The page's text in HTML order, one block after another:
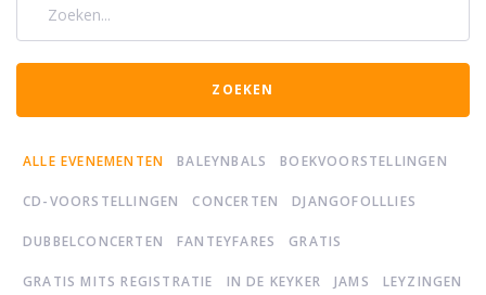
ALLE EVENEMENTEN BALEYNBALS BOEKVOORSTELLINGEN
CD-VOORSTELLINGEN CONCERTEN DJANGOFOLLLIES
DUBBELCONCERTEN FANTEYFARES GRATIS
GRATIS MITS REGISTRATIE IN DE KEYKER JAMS LEYZINGEN